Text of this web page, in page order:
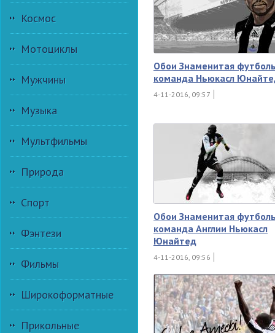
Космос
Мотоциклы
Мужчины
Музыка
Мультфильмы
Природа
Спорт
Фэнтези
Фильмы
Широкоформатные
Прикольные
Обои Знаменитая
команда Ньюкасл
4-11-2016, 09:57
Обои Знаменитая
команда Англии Ньюкасл
Юнайтед
4-11-2016, 09:56